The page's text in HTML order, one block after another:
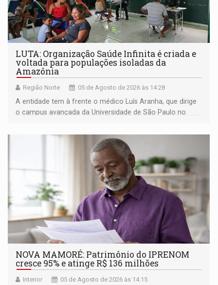
LUTA: Organização Saúde Infinita é criada e
voltada para populações isoladas da
Amazônia
Região Norte 05 de Agosto de 2026 às 14:28
A entidade tem à frente o médico Luís Aranha, que dirige
o campus avançada da Universidade de São Paulo no
NOVA MAMORÉ: Patrimônio do IPRENOM
cresce 95% e atinge R$ 136 milhões
Interior 05 de Agosto de 2026 às 14:15